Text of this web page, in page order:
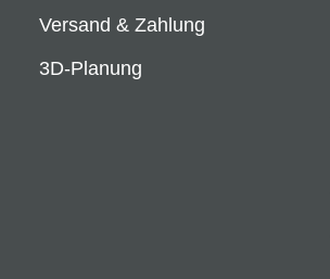
Versand & Zahlung
3D-Planung